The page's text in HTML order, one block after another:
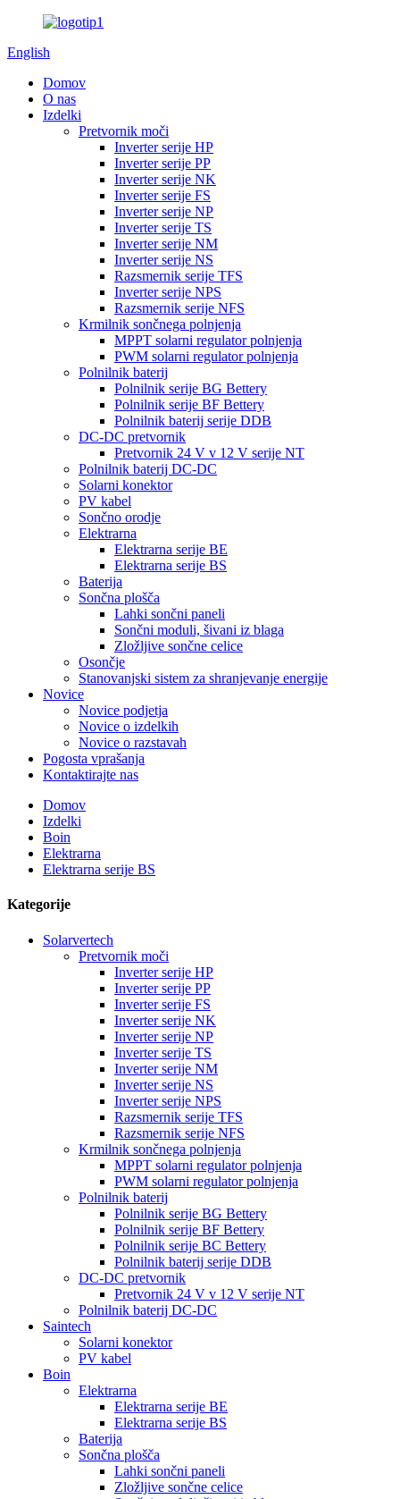
English
Domov
O nas
Izdelki
Pretvornik moči
Inverter serije HP
Inverter serije PP
Inverter serije NK
Inverter serije FS
Inverter serije NP
Inverter serije TS
Inverter serije NM
Inverter serije NS
Razsmernik serije TFS
Inverter serije NPS
Razsmernik serije NFS
Krmilnik sončnega polnjenja
MPPT solarni regulator polnjenja
PWM solarni regulator polnjenja
Polnilnik baterij
Polnilnik serije BG Bettery
Polnilnik serije BF Bettery
Polnilnik baterij serije DDB
DC-DC pretvornik
Pretvornik 24 V v 12 V serije NT
Polnilnik baterij DC-DC
Solarni konektor
PV kabel
Sončno orodje
Elektrarna
Elektrarna serije BE
Elektrarna serije BS
Baterija
Sončna plošča
Lahki sončni paneli
Sončni moduli, šivani iz blaga
Zložljive sončne celice
Osončje
Stanovanjski sistem za shranjevanje energije
Novice
Novice podjetja
Novice o izdelkih
Novice o razstavah
Pogosta vprašanja
Kontaktirajte nas
Domov
Izdelki
Boin
Elektrarna
Elektrarna serije BS
Kategorije
Solarvertech
Pretvornik moči
Inverter serije HP
Inverter serije PP
Inverter serije FS
Inverter serije NK
Inverter serije NP
Inverter serije TS
Inverter serije NM
Inverter serije NS
Inverter serije NPS
Razsmernik serije TFS
Razsmernik serije NFS
Krmilnik sončnega polnjenja
MPPT solarni regulator polnjenja
PWM solarni regulator polnjenja
Polnilnik baterij
Polnilnik serije BG Bettery
Polnilnik serije BF Bettery
Polnilnik serije BC Bettery
Polnilnik baterij serije DDB
DC-DC pretvornik
Pretvornik 24 V v 12 V serije NT
Polnilnik baterij DC-DC
Saintech
Solarni konektor
PV kabel
Boin
Elektrarna
Elektrarna serije BE
Elektrarna serije BS
Baterija
Sončna plošča
Lahki sončni paneli
Zložljive sončne celice